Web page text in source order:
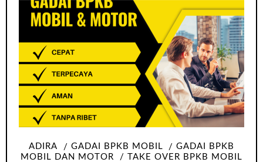
ADIRA GADAI BPKB MOBIL
GADAI BPKB
MOBIL DAN MOTOR
TAKE OVER BPKB MOBIL